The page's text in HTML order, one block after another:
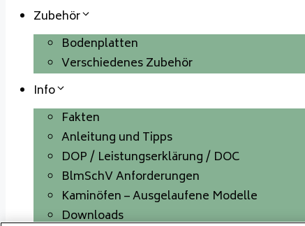
Zubehör
Bodenplatten
Verschiedenes Zubehör
Info
Fakten
Anleitung und Tipps
DOP / Leistungserklärung / DOC
BlmSchV Anforderungen
Kaminöfen – Ausgelaufene Modelle
Downloads